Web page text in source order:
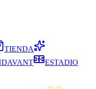
TIENDA
ESTADIO